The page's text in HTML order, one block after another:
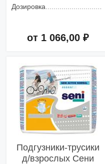
Дозировка
от 1 066,00 ₽
Подгузники-трусики
д/взрослых Сени